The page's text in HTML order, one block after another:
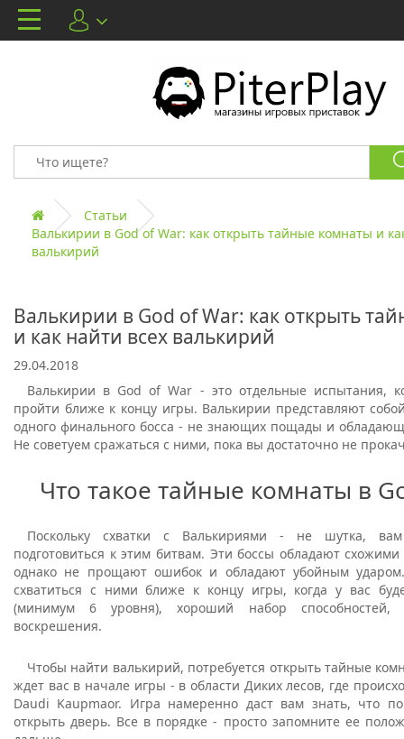
Статьи
Валькирии в God of War: как открыть тайные комнаты и
валькирий
Валькирии в God of War: как открыть
и как найти всех валькирий
29.04.2018
Валькирии в God of War - это отдельные испытания,
пройти ближе к концу игры. Валькирии представляют
одного финального босса - не знающих пощады и
Не советуем сражаться с ними, пока вы достаточно не
Что такое тайные комнаты в
Поскольку схватки с Валькириями - не шутка,
подготовиться к этим битвам. Эти боссы обладают схожими
однако не прощают ошибок и обладают убойным
схватиться с ними ближе к концу игры, когда у вас
(минимум 6 уровня), хороший набор
воскрешения.
Чтобы найти валькирий, потребуется открыть тайные
ждет вас в начале игры - в области Диких лесов, где
Daudi Kaupmaor. Игра намеренно даст вам знать, что
открыть дверь. Все в порядке - просто запомните ее